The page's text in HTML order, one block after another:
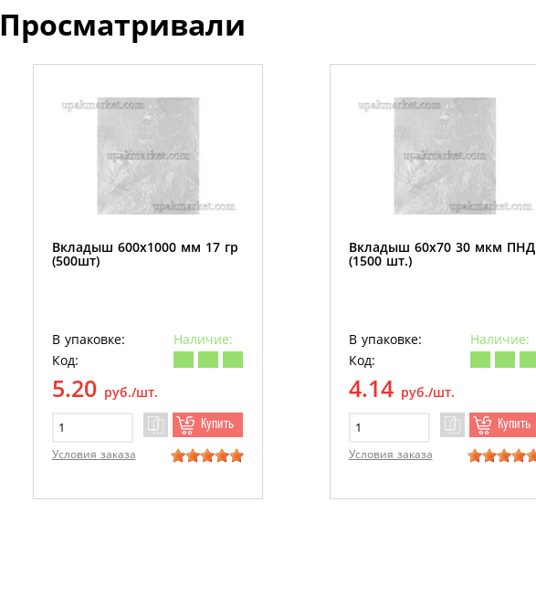
Просматривали
Вкладыш 600х1000 мм 17 гр
(500шт)
В упаковке:
Наличие:
Код:
5.20 руб./шт.
Купить
Условия заказа
Вкладыш 60х70 30 мкм ПНД
(1500 шт.)
В упаковке:
Наличие:
Код:
4.14 руб./шт.
Купить
Условия заказа